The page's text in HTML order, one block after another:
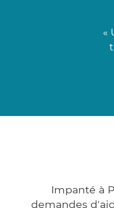
«
Impanté à
demandes